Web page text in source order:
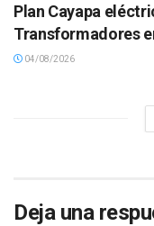
Plan Cayapa
Transformadores
04/08/2026
Deja una